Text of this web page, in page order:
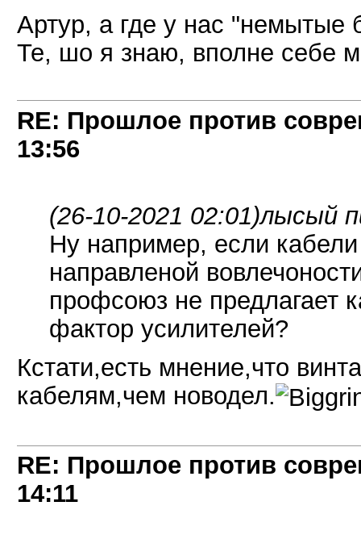
Артур, а где у нас "немытые
Те, шо я знаю, вполне себе
RE: Прошлое против
13:56
(26-10-2021 02:01)лысый
Ну например, если
направленой
профсоюз не предлагает
фактор усилителей?
Кстати,есть мнение,что
кабелям,чем новодел.
RE: Прошлое против
14:11